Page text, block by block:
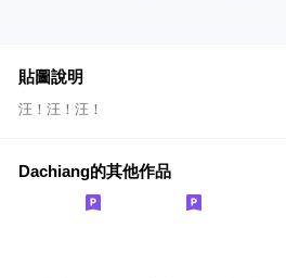
貼圖說明
汪！汪！汪！
Dachiang的其他作品